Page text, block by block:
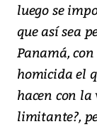
luego se
que así sea
Panamá,
homicida el
hacen con la
limitante?,